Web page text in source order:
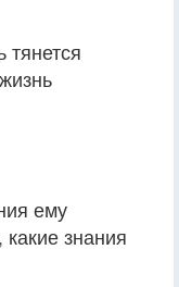
тянется
ему
какие знания